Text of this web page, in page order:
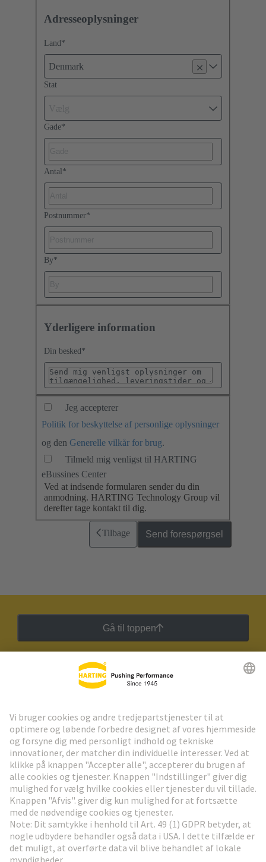
Adresseoplysninger
Land *
Denmark
Stat
Gade*
Antal*
Postnummer*
By*
Yderligere information
Din besked *
Jeg accepterer
Politik for beskyttelse af personlige oplysninger
og den Generelle vilkår for brug.
Tilmeld mig venligst til HARTING
eBussines Center
Ved at indsende formularen sender du din
anmodning. HARTING Technology Group vil
derefter tage kontakt til dig.
Tilbage Send forespørgsel
Gå til toppen
HARTING Newsletter
Gå til registrering
Social Media